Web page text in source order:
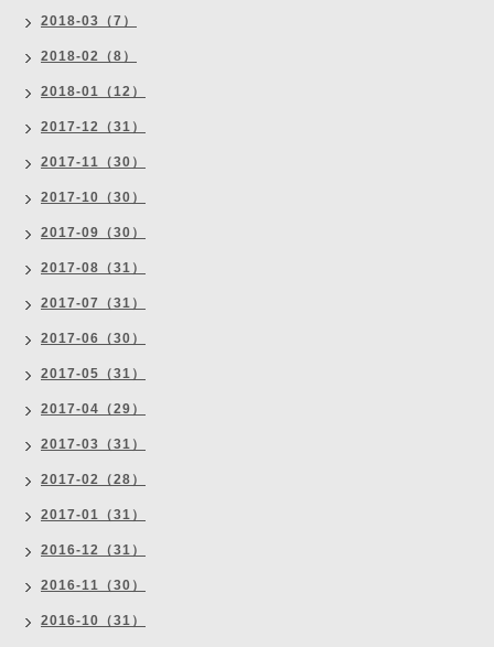
2018-03（7）
2018-02（8）
2018-01（12）
2017-12（31）
2017-11（30）
2017-10（30）
2017-09（30）
2017-08（31）
2017-07（31）
2017-06（30）
2017-05（31）
2017-04（29）
2017-03（31）
2017-02（28）
2017-01（31）
2016-12（31）
2016-11（30）
2016-10（31）